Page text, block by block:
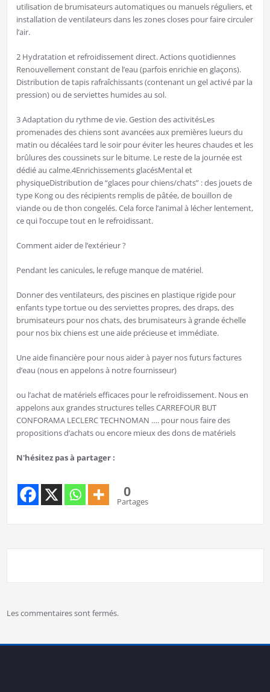
utilisation de brumisateurs automatiques ou manuels réguliers, et
installation de ventilateurs dans les zones closes pour faire circuler
l’air.
2 Hydratation et refroidissement direct. Actions quotidiennes
Renouvellement constant de l’eau (parfois enrichie en glaçons).
Distribution de tapis rafraîchissants (contenant un gel activé par la
pression) ou de serviettes humides au sol.
3 Adaptation du rythme de vie. Gestion des activitésLes
promenades des chiens sont avancées aux premières lueurs du
matin ou décalées tard le soir pour éviter les heures chaudes et les
brûlures des coussinets sur le bitume. Le reste de la journée est
dédié au calme.4Enrichissements glacésMental et
physiqueDistribution de “glaces pour chiens/chats” : des jouets de
type Kong ou des récipients remplis de pâtée, de bouillon de
viande ou de thon congelés. Cela force l’animal à lécher lentement,
ce qui l’occupe tout en le refroidissant.
Comment aider de l’extérieur ?
Pendant les canicules, le refuge manque de matériel.
Donner des ventilateurs, des piscines en plastique rigide pour
enfants type tortue ou des serviettes propres, des draps, des
brumisateurs pour nos chats, des brumisateurs à grande échelle
pour nos bix chiens est une aide précieuse et immédiate.
Une aide financière pour nous aider à payer nos futurs factures
d’eau (nous en appelons à notre fournisseur)
ou l’achat de matériels efficaces pour le refroidissement. Nous en
appelons aux grandes structures telles CARREFOUR BUT
CONFORAMA LECLERC TECHNOMAN …. pour nous faire des
propositions d’achats ou encore mieux des dons de matériels
N'hésitez pas à partager :
0
Partages
Les commentaires sont fermés.